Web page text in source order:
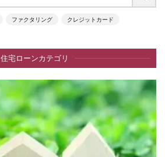
ファクタリング クレジットカード
住宅ローンカテゴリ